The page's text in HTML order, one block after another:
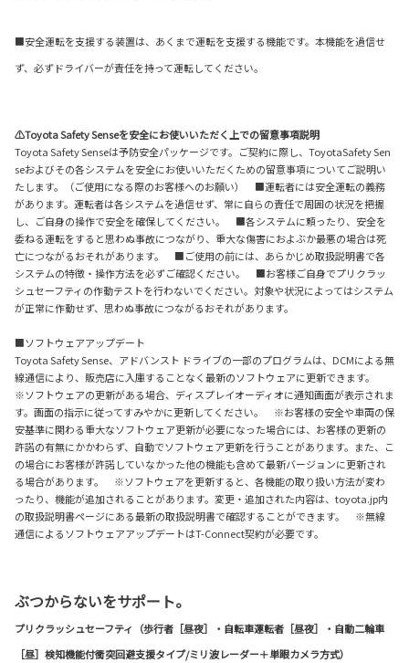
■安全運転を支援する装置は、あくまで運転を支援する機能です。本機能を過信せ
ず、必ずドライバーが責任を持って運転してください。
⚠Toyota Safety Senseを安全にお使いいただく上での留意事項説明
Toyota Safety Senseは予防安全パッケージです。ご契約に際し、ToyotaSafety Sen
seおよびその各システムを安全にお使いいただくための留意事項についてご説明い
たします。（ご使用になる際のお客様へのお願い） ■運転者には安全運転の義務
があります。運転者は各システムを過信せず、常に自らの責任で周囲の状況を把握
し、ご自身の操作で安全を確保してください。 ■各システムに頼ったり、安全を
委ねる運転をすると思わぬ事故につながり、重大な傷害におよぶか最悪の場合は死
亡につながるおそれがあります。 ■ご使用の前には、あらかじめ取扱説明書で各
システムの特徴・操作方法を必ずご確認ください。 ■お客様ご自身でプリクラッ
シュセーフティの作動テストを行わないでください。対象や状況によってはシステム
が正常に作動せず、思わぬ事故につながるおそれがあります。
■ソフトウェアアップデート
Toyota Safety Sense、アドバンスト ドライブの一部のプログラムは、DCMによる無
線通信により、販売店に入庫することなく最新のソフトウェアに更新できます。
※ソフトウェアの更新がある場合、ディスプレイオーディオに通知画面が表示されま
す。画面の指示に従ってすみやかに更新してください。 ※お客様の安全や車両の保
安基準に関わる重大なソフトウェア更新が必要になった場合には、お客様の更新の
許諾の有無にかかわらず、自動でソフトウェア更新を行うことがあります。また、こ
の場合にお客様が許諾していなかった他の機能も含めて最新バージョンに更新され
る場合があります。 ※ソフトウェアを更新すると、各機能の取り扱い方法が変わ
ったり、機能が追加されることがあります。変更・追加された内容は、toyota.jp内
の取扱説明書ページにある最新の取扱説明書で確認することができます。 ※無線
通信によるソフトウェアアップデートはT-Connect契約が必要です。
ぶつからないをサポート。
プリクラッシュセーフティ（歩行者［昼夜］・自転車運転者［昼夜］・自動二輪車
［昼］検知機能付衝突回避支援タイプ/ミリ波レーダー＋単眼カメラ方式）